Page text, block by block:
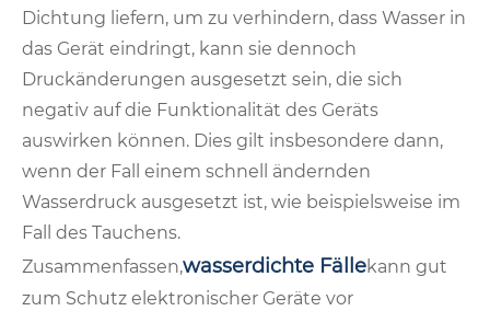
Dichtung liefern, um zu verhindern, dass Wasser in
das Gerät eindringt, kann sie dennoch
Druckänderungen ausgesetzt sein, die sich
negativ auf die Funktionalität des Geräts
auswirken können. Dies gilt insbesondere dann,
wenn der Fall einem schnell ändernden
Wasserdruck ausgesetzt ist, wie beispielsweise im
Fall des Tauchens.
Zusammenfassen,wasserdichte Fällekann gut
zum Schutz elektronischer Geräte vor